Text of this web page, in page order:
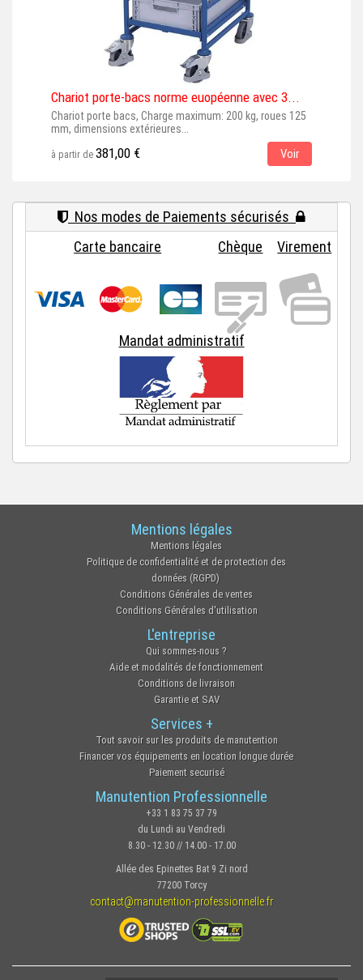
Chariot porte-bacs norme euopéenne avec 3...
Chariot porte bacs, Charge maximum: 200 kg, roues 125
mm, dimensions extérieures...
à partir de 381,00 € Voir
Nos modes de Paiements sécurisés
Carte bancaire
Chèque Virement
Mandat administratif
Mentions légales
Mentions légales
Politique de confidentialité et de protection des
données (RGPD)
Conditions Générales de ventes
Conditions Générales d'utilisation
L'entreprise
Qui sommes-nous ?
Aide et modalités de fonctionnement
Conditions de livraison
Garantie et SAV
Services +
Tout savoir sur les produits de manutention
Financer vos équipements en location longue durée
Paiement securisé
Manutention Professionnelle
+33 1 83 75 37 79
du Lundi au Vendredi
8.30 - 12.30 // 14.00 - 17.00
Allée des Epinettes Bat 9 Zi nord
77200 Torcy
contact@manutention-professionnelle.fr